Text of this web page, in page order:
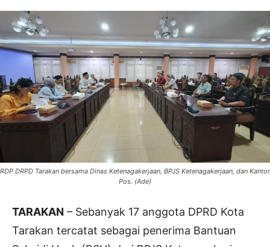
RDP DRPD Tarakan bersama Dinas Ketenagakerjaan, BPJS Ketenagakerjaan, dan Kantor
Pos. (Ade)
TARAKAN – Sebanyak 17 anggota DPRD Kota
Tarakan tercatat sebagai penerima Bantuan